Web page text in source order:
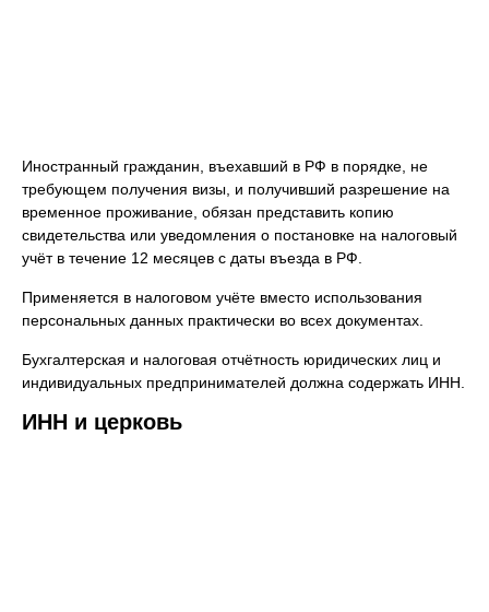
Иностранный гражданин, въехавший в РФ в порядке, не
требующем получения визы, и получивший разрешение на
временное проживание, обязан представить копию
свидетельства или уведомления о постановке на налоговый
учёт в течение 12 месяцев с даты въезда в РФ.
Применяется в налоговом учёте вместо использования
персональных данных практически во всех документах.
Бухгалтерская и налоговая отчётность юридических лиц и
индивидуальных предпринимателей должна содержать ИНН.
ИНН и церковь